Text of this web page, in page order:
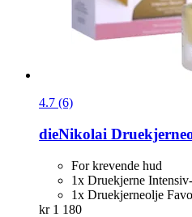
4.7 (6)
dieNikolai
For krevende hud
1x Druekjerne
1x Druekjerneolje
kr 1 180